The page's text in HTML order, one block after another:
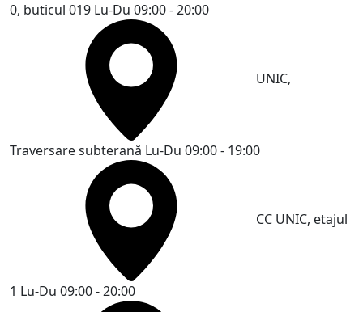
0, buticul 019 Lu-Du 09:00 - 20:00
UNIC,
Traversare subterană Lu-Du 09:00 - 19:00
CC UNIC, etajul
1 Lu-Du 09:00 - 20:00